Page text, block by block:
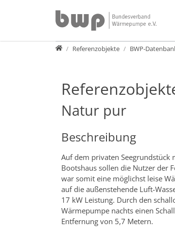
PresseReferenzobjekte BWP-
Natur pur
Beschreibung
Auf dem privaten Seegrundstück
Bootshaus sollen die Nutzer der
war somit eine möglichst leise
auf die außenstehende Luft-
17 kW Leistung. Durch den
Wärmepumpe nachts einen
Entfernung von 5,7 Metern.